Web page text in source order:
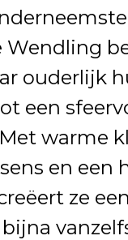
Wendling
ouderlijk
een
warme
en een
ze